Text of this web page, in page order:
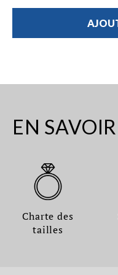
EN
Charte des
tailles